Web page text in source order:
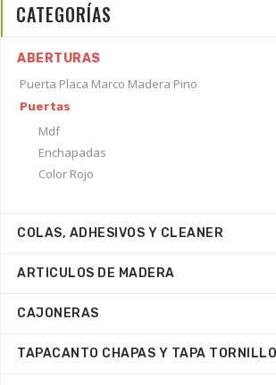
CATEGORÍAS
ABERTURAS
Puerta Placa Marco Madera Pino
Puertas
Mdf
Enchapadas
Color Rojo
COLAS, ADHESIVOS Y CLEANER
ARTICULOS DE MADERA
CAJONERAS
TAPACANTO CHAPAS Y TAPA